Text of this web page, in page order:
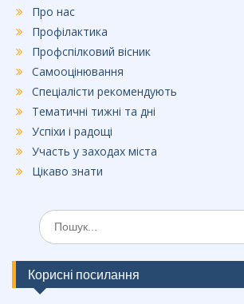
Про нас
Профілактика
Профспілковий вісник
Самооцінювання
Спеціалісти рекомендують
Тематичні тижні та дні
Успіхи і радощі
Участь у заходах міста
Цікаво знати
Шукати:
Корисні посилання